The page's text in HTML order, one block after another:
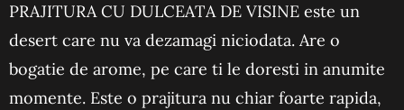
PRAJITURA CU DULCEATA DE VISINE este un
desert care nu va dezamagi niciodata. Are o
bogatie de arome, pe care ti le doresti in anumite
momente. Este o prajitura nu chiar foarte rapida,